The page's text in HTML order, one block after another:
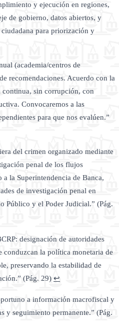
y ejecución en regiones,
de gobierno, datos abiertos, y
para priorización y
(academia/centros de
recomendaciones. Acuerdo con la
sin corrupción, con
Convocaremos a las
para que nos evalúen.”
del crimen organizado mediante
penal de los flujos
la Superintendencia de Banca,
de investigación penal en
Público y el Poder Judicial.” (Pág.
designación de autoridades
conduzcan la política monetaria de
preservando la estabilidad de
(Pág. 29) ↩
a información macrofiscal y
y seguimiento permanente.” (Pág.